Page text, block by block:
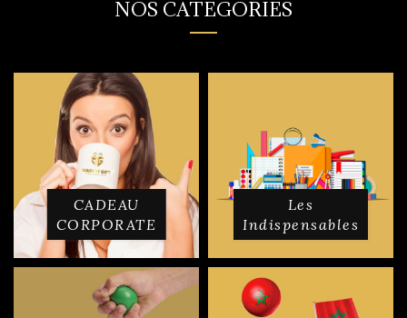
NOS CATEGORIES
CADEAU
CORPORATE
Les
Indispensables